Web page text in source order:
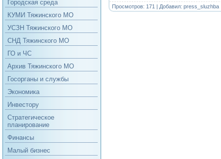
Городская среда
КУМИ Тяжинского МО
УСЗН Тяжинского МО
СНД Тяжинского МО
ГО и ЧС
Архив Тяжинского МО
Госорганы и службы
Экономика
Инвестору
Стратегическое
планирование
Финансы
Малый бизнес
Просмотров: 171 | Добавил: press_sluzhba